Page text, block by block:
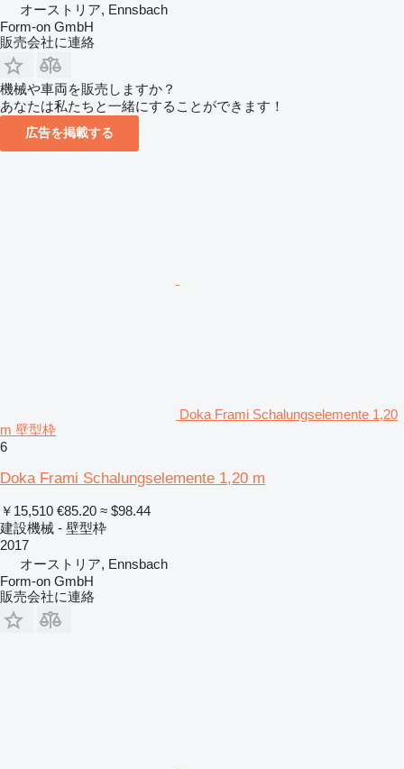
オーストリア, Ennsbach
Form-on GmbH
販売会社に連絡
機械や車両を販売しますか？
あなたは私たちと一緒にすることができます！
広告を掲載する
Doka Frami Schalungselemente 1,20
m 壁型枠
6
Doka Frami Schalungselemente 1,20 m
￥15,510 €85.20 ≈ $98.44
建設機械 - 壁型枠
2017
オーストリア, Ennsbach
Form-on GmbH
販売会社に連絡